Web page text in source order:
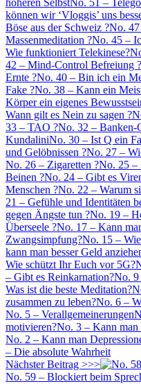
höheren SelbstNo. 51 –
können wir ‘Vloggis’ uns
Böse aus der Schweiz ?No. 47
Massenmeditation ?No. 45 –
Wie funktioniert Telekinese?
42 – Mind-Control Befreiung ?
Ernte ?No. 40 – Bin ich ein
Fake ?No. 38 – Kann ein
Körper ein eigenes
Wann gilt es Nein zu sagen ?
33 – TAO ?No. 32 – Banken-
KundaliniNo. 30 – Ist Q ein
und Gelöbnissen ?No. 27 –
No. 26 – Zigaretten ?No. 25 –
Beinen ?No. 24 – Gibt es
Menschen ?No. 22 – Warum
21 – Gefühle und Identitäten
gegen Ängste tun ?No. 19 –
Überseele ?No. 17 – Kann
Zwangsimpfung?No. 15 –
kann man besser Geld
Wie schützt Ihr Euch vor 5G?
– Gibt es Reinkarnation?No. 9
Was ist die beste Meditation?
zusammen zu leben?No. 6 –
No. 5 – Verallgemeinerungen
motivieren?No. 3 – Kann man
No. 2 – Kann man
– Die absolute Wahrheit
Nächster Beitrag >>>
No. 59 – Blockiert beim